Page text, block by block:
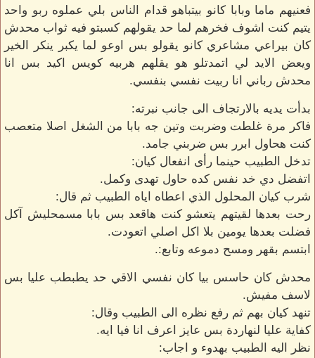
فعنيهم ماما وبابا كانو بيتباهو قدام الناس بلي عملوه ربو واحد
يتيم كنت اشوف فخرهم لما حد يقولهم كسبتو فيه ثواب محدش
كان بيراعي مشاعري كانو يقولو بس اوعو لما يكبر ينكر الخير
ويعض الايد لي اتمدتلو هو يقلهم هربيه كويس اكيد بس انا
محدش رباني انا ربيت نفسي بنفسي.
بدأت يديه بالارتجاف الى جانب نبرته:
فاكر مرة غلطت وضربت وتين جه بابا من الشغل اصلا متعصب
كنت هحاول ابرر بس ضربني جامد.
تدخل الطبيب حينما رأى انفعال كيان:
اتفضل دي خد نفس كده حاول تهدى وكمل.
شرب كيان المحلول الذي اعطاه اياه الطبيب ثم قال:
رحت بعدها لقيتهم يتعشو كنت هاقعد بس بابا مسمحليش آكل
فضلت بعدها يومين بلا اكل اصلي اتعودت.
ابتسم بقهر ومسح دموعه وتابع:.
محدش كان حاسس بيا كان نفسي الاقي حد يطبطب عليا بس
لاسف مفيش.
تنهد كيان بهم ثم رفع نظره الى الطبيب وقال:
كفاية عليا لنهاردة بس عايز اعرف انا فيا ايه.
نظر اليه الطبيب بهدوء و اجاب: